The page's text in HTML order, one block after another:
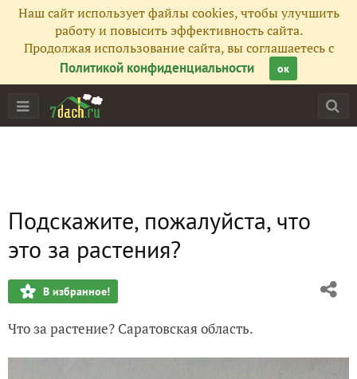
Наш сайт использует файлы cookies, чтобы улучшить
работу и повысить эффективность сайта.
Продолжая использование сайта, вы соглашаетесь с
Политикой конфиденциальности
ок
Подскажите, пожалуйста, что
это за растения?
В избранное!
Что за растение? Саратовская область.